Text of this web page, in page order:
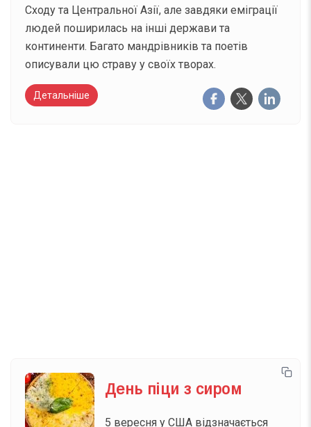
Сходу та Центральної Азії, але завдяки еміграції
людей поширилась на інші держави та
континенти. Багато мандрівників та поетів
описували цю страву у своїх творах.
Детальніше
День піци з сиром
5 вересня у США відзначається